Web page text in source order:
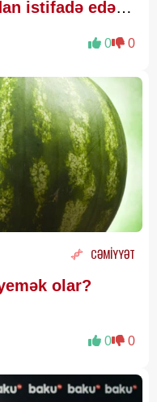
istifadə edə
0 0
CƏMİYYƏT
olar?
0 0